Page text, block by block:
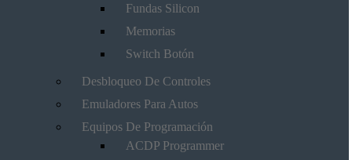
Fundas Silicon
Memorias
Switch Botón
Desbloqueo De Controles
Emuladores Para Autos
Equipos De Programación
ACDP Programmer